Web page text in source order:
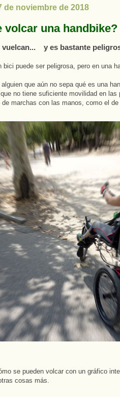
de noviembre de 2018
volcar una handbike?
vuelcan... y es bastante
bici puede ser peligrosa, pero en una
que aún no sepa qué es una
no tiene suficiente movilidad en
marchas con las manos, como el de
se pueden volcar con un gráfico
cosas más.